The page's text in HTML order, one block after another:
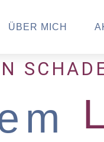
ÜBER MICH